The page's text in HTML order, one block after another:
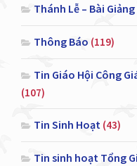
Thánh Lễ – Bài Giảng
Thông Báo (119)
Tin Giáo Hội Công
(107)
Tin Sinh Hoạt (43)
Tin sinh hoạt Tổng